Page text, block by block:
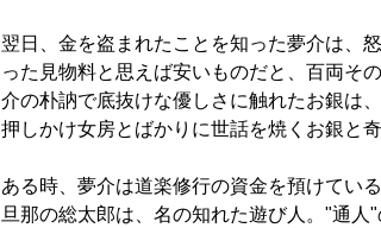
翌日、金を盗まれたことを知った夢介は、
った見物料と思えば安いものだと、百両そ
介の朴訥で底抜けな優しさに触れたお銀は
押しかけ女房とばかりに世話を焼くお銀と
ある時、夢介は道楽修行の資金を預けてい
旦那の総太郎は、名の知れた遊び人。"通人